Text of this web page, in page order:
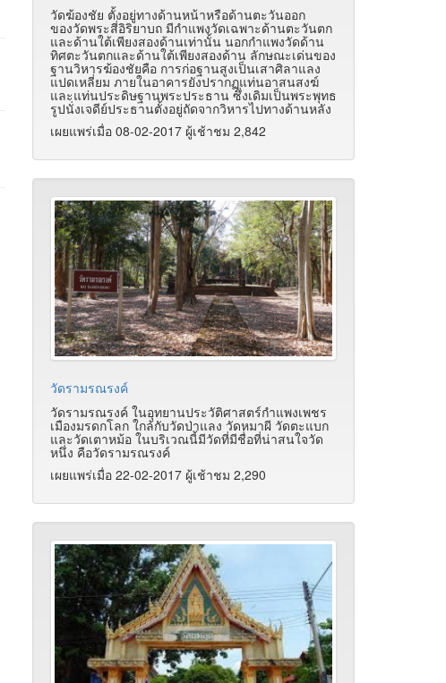
วัดฆ้องชัย ตั้งอยู่ทางด้านหน้าหรือด้านตะวันออก
ของวัดพระสี่อิริยาบถ มีกำแพงวัดเฉพาะด้านตะวันตก
และด้านใต้เพียงสองด้านเท่านั้น นอกกำแพงวัดด้าน
ทิศตะวันตกและด้านใต้เพียงสองด้าน ลักษณะเด่นของ
ฐานวิหารฆ้องชัยคือ การก่อฐานสูงเป็นเสาศิลาแลง
แปดเหลี่ยม ภายในอาคารยังปรากฏแท่นอาสนสงฆ์
และแท่นประดิษฐานพระประธาน ซึ่งเดิมเป็นพระพุทธ
รูปนั่งเจดีย์ประธานตั้งอยู่ถัดจากวิหารไปทางด้านหลัง
เผยแพร่เมื่อ 08-02-2017 ผู้เช้าชม 2,842
วัดรามรณรงค์
วัดรามรณรงค์ ในอุทยานประวัติศาสตร์กำแพงเพชร
เมืองมรดกโลก ใกล้กับวัดป่าแลง วัดหมาผี วัดตะแบก
และวัดเตาหม้อ ในบริเวณนี้มีวัดที่มีชื่อที่น่าสนใจวัด
หนึ่ง คือวัดรามรณรงค์
เผยแพร่เมื่อ 22-02-2017 ผู้เช้าชม 2,290